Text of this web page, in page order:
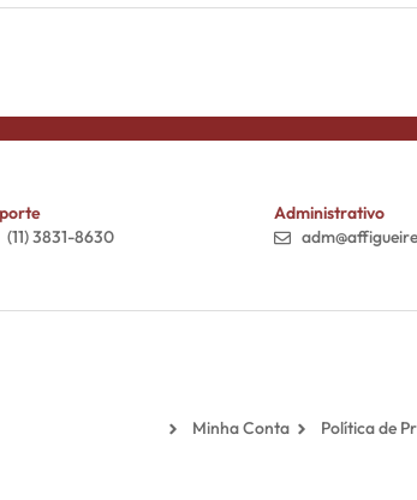
(11) 3831-8630
Administrativo
Minha Conta Política de